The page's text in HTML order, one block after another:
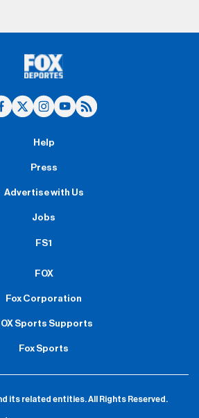
Help
Press
Advertise with Us
Jobs
FS1
FOX
Fox Corporation
Sports Supports
Fox Sports
its related entities.All Rights Reserved.